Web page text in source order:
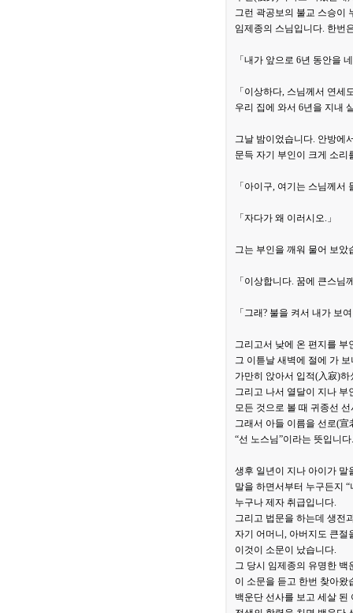
그런 곽공보의 불교 스승이
임제종의 스님입니다. 한번
「내가 앞으로 6년 동안을
「이상하다, 스님께서 연세
우리 집에 와서 6년을 지내
그날 밤이었습니다. 안방에
문득 자기 부인이 크게 소리
「아이구, 여기는 스님께서
「자다가 왜 이러시오.」
그는 부인을 깨워 물어 보았
「이상합니다. 꿈에 큰스
「그래? 불을 켜서 내가 보
그리고서 낮에 온 편지를 부
그 이튿날 새벽에 절에 가
가만히 앉아서 입적(入寂)
그리고 나서 열달이 지나
모든 것으로 볼 때 귀종선
그래서 아들 이름을 선로(宣
“선 노스님”이라는 뜻입니다.
생후 일년이 지나 아이가 말
말을 하면서부터 누구든지
누구나 제자 취급입니다.
그리고 법문을 하는데 생전
자기 어머니, 아버지도 큰절
이것이 소문이 났습니다.
그 당시 임제종의 유명한 백
이 소문을 듣고 한번 찾아왔
백운단 선사를 보고 세살 된